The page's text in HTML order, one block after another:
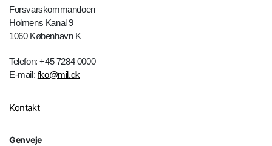
Forsvarskommandoen
Holmens Kanal 9
1060 København K
Telefon: +45 7284 0000
E-mail: fko@mil.dk
Kontakt
Genveje